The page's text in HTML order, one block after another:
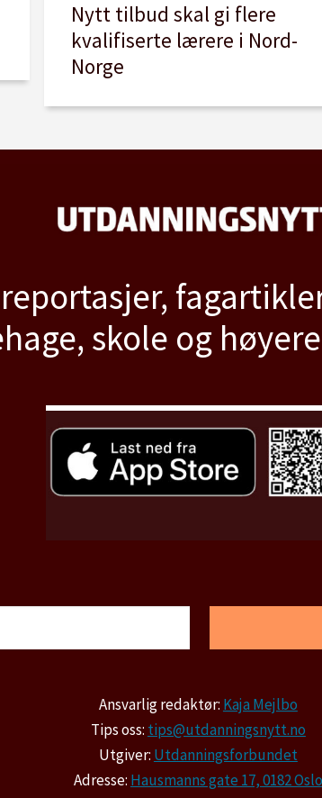
Nytt tilbud skal gi flere
kvalifiserte lærere i Nord-
Norge
skole og
Ansvarlig redaktør: Kaja Mejlbo
Tips oss: tips@utdanningsnytt.no
Utgiver: Utdanningsforbundet
Adresse: Hausmanns gate 17, 0182 Oslo